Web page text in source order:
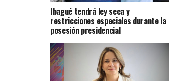
Ibagué tendrá ley seca y
restricciones especiales durante la
posesión presidencial